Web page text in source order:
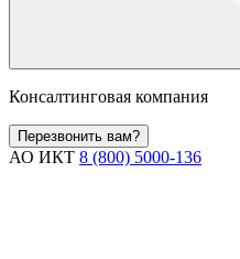
Консалтинговая компания
Перезвонить вам?
АО ИКТ 8 (800) 5000-136